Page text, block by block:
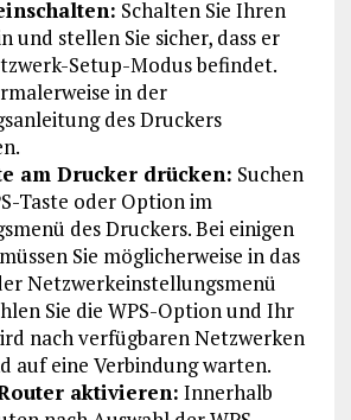
Schalten Sie Ihren
und stellen Sie sicher, dass er
Setup-Modus befindet.
in der
des Druckers
am Drucker drücken: Suchen
Taste oder Option im
des Druckers. Bei einigen
Sie möglicherweise in das
Netzwerkeinstellungsmenü
Sie die WPS-Option und Ihr
nach verfügbaren Netzwerken
auf eine Verbindung warten.
aktivieren: Innerhalb